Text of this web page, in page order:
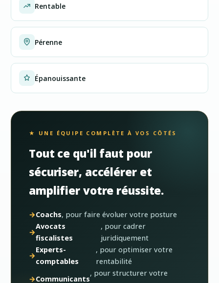
Rentable
Pérenne
Épanouissante
★ UNE ÉQUIPE COMPLÈTE À VOS CÔTÉS
Tout ce qu'il faut pour
sécuriser, accélérer et
amplifier votre réussite.
Coachs, pour faire évoluer votre posture
Avocats
fiscalistes
, pour cadrer
juridiquement
Experts-
comptables
, pour optimiser votre
rentabilité
Communicants
, pour structurer votre